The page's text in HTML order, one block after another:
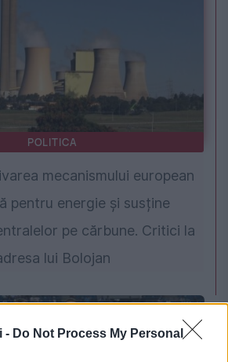
- Do Not Process My Personal
POLITICA
mecanismului european
pentru energie și susține
pe cărbune. Critici la
lui Bolojan